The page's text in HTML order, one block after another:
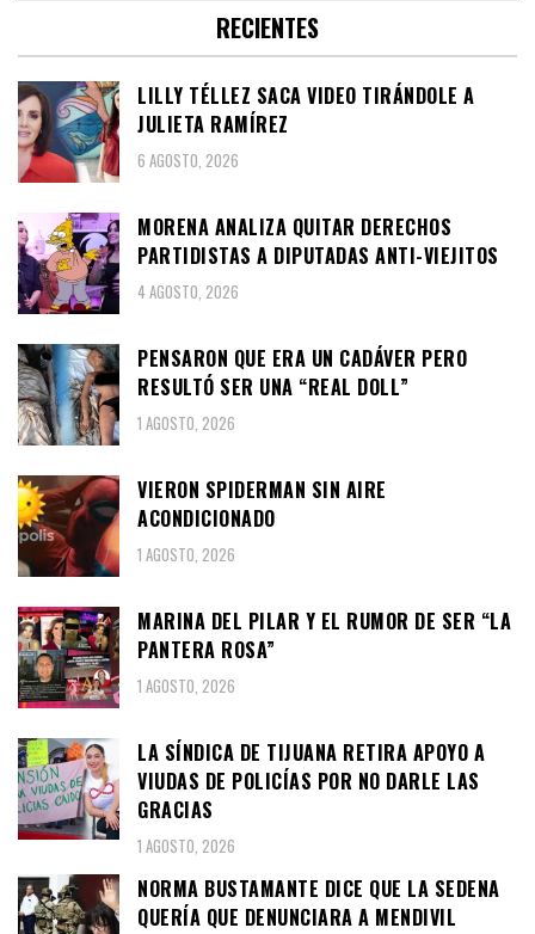
RECIENTES
LILLY TÉLLEZ SACA VIDEO TIRÁNDOLE A
JULIETA RAMÍREZ
6 AGOSTO, 2026
MORENA ANALIZA QUITAR DERECHOS
PARTIDISTAS A DIPUTADAS ANTI-VIEJITOS
4 AGOSTO, 2026
PENSARON QUE ERA UN CADÁVER PERO
RESULTÓ SER UNA “REAL DOLL”
1 AGOSTO, 2026
VIERON SPIDERMAN SIN AIRE
ACONDICIONADO
1 AGOSTO, 2026
MARINA DEL PILAR Y EL RUMOR DE SER “LA
PANTERA ROSA”
1 AGOSTO, 2026
LA SÍNDICA DE TIJUANA RETIRA APOYO A
VIUDAS DE POLICÍAS POR NO DARLE LAS
GRACIAS
1 AGOSTO, 2026
NORMA BUSTAMANTE DICE QUE LA SEDENA
QUERÍA QUE DENUNCIARA A MENDIVIL